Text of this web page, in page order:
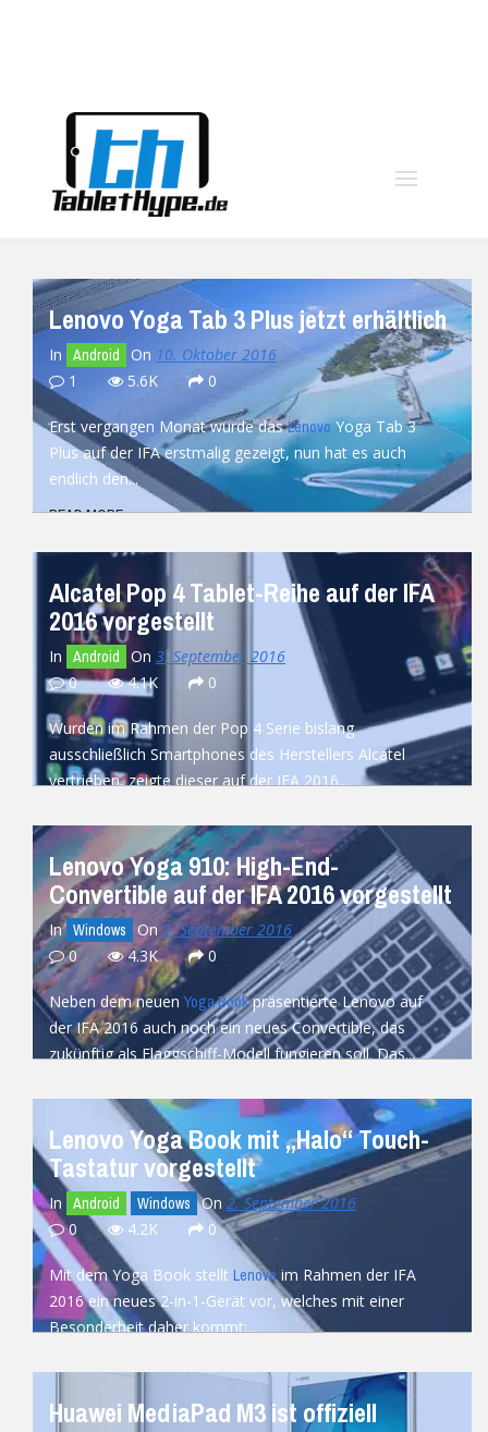
Lenovo Yoga Tab 3 Plus jetzt erhältlich
In Android On 10. Oktober 2016
1
5.6K 0
Erst vergangen Monat wurde dasLenovoYoga Tab 3
Plus auf der IFA erstmalig gezeigt, nun hat es auch
endlich den...
READ MORE
Alcatel Pop 4 Tablet-Reihe auf der IFA
2016 vorgestellt
In Android On 3. September 2016
0
4.1K 0
Wurden im Rahmen der Pop 4 Serie bislang
ausschließlich Smartphones des Herstellers Alcatel
vertrieben, zeigte dieser auf der IFA 2016...
Lenovo Yoga 910: High-End-
Convertible auf der IFA 2016 vorgestellt
In Windows On 2. September 2016
0
4.3K 0
Neben dem neuen Yoga Bookpräsentierte Lenovo auf
der IFA 2016 auch noch ein neues Convertible, das
zukünftig als Flaggschiff-Modell fungieren soll. Das...
Lenovo Yoga Book mit „Halo“ Touch-
Tastatur vorgestellt
In Android Windows On 2. September 2016
0
4.2K 0
Mit dem Yoga Book stellt Lenovoim Rahmen der IFA
2016 ein neues 2-in-1-Gerät vor, welches mit einer
Besonderheit daher kommt:...
Huawei MediaPad M3 ist offiziell